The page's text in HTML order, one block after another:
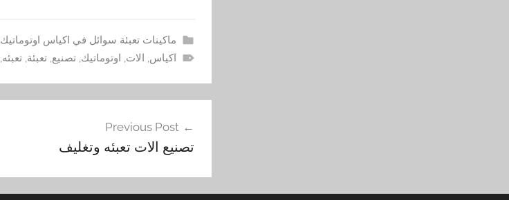
ماكينات تعبئة سوائل في اكياس اوتوماتيك
اكياس, الات, اوتوماتيك,تصنيع,تعبئة,تعبئه,
المقالات
Previous Post
تصنيع الات تعبئه وتغليف